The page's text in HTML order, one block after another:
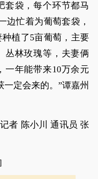
套袋，每个环节都马
边忙着为葡萄套袋，
植了5亩葡萄，主要
丛林玫瑰等，夫妻俩
一年能带来10万余元
定会来的。”谭嘉州
者 陈小川 通讯员 张